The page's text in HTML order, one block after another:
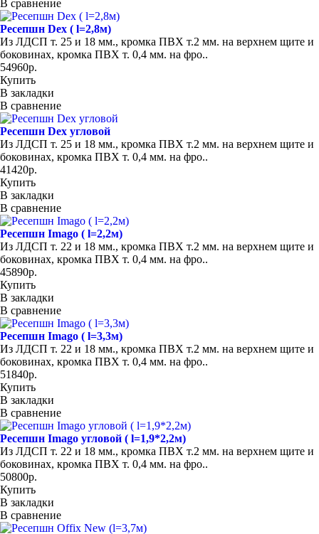
В сравнение
Ресепшн Dex ( l=2,8м)
Из ЛДСП т. 25 и 18 мм., кромка ПВХ т.2 мм. на верхнем щите и
боковинах, кромка ПВХ т. 0,4 мм. на фро..
54960р.
Купить
В закладки
В сравнение
Ресепшн Dex угловой
Из ЛДСП т. 25 и 18 мм., кромка ПВХ т.2 мм. на верхнем щите и
боковинах, кромка ПВХ т. 0,4 мм. на фро..
41420р.
Купить
В закладки
В сравнение
Ресепшн Imago ( l=2,2м)
Из ЛДСП т. 22 и 18 мм., кромка ПВХ т.2 мм. на верхнем щите и
боковинах, кромка ПВХ т. 0,4 мм. на фро..
45890р.
Купить
В закладки
В сравнение
Ресепшн Imago ( l=3,3м)
Из ЛДСП т. 22 и 18 мм., кромка ПВХ т.2 мм. на верхнем щите и
боковинах, кромка ПВХ т. 0,4 мм. на фро..
51840р.
Купить
В закладки
В сравнение
Ресепшн Imago угловой ( l=1,9*2,2м)
Из ЛДСП т. 22 и 18 мм., кромка ПВХ т.2 мм. на верхнем щите и
боковинах, кромка ПВХ т. 0,4 мм. на фро..
50800р.
Купить
В закладки
В сравнение